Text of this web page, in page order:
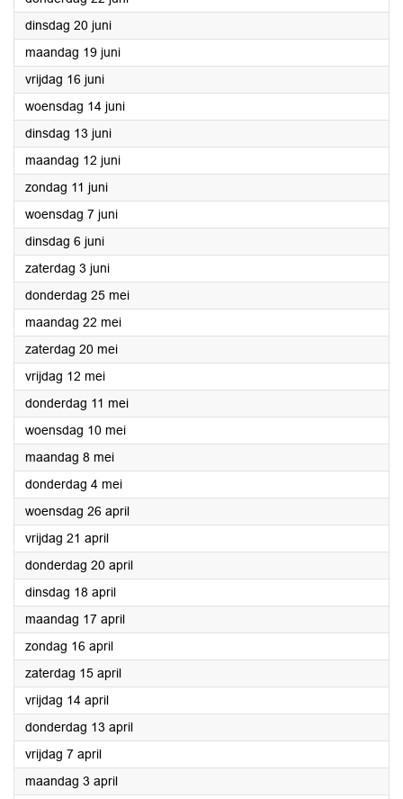
dinsdag 20 juni2023
maandag 19 juni2023
vrijdag 16 juni2023
woensdag 14 juni2023
dinsdag 13 juni2023
maandag 12 juni2023
zondag 11 juni2023
woensdag 7 juni2023
dinsdag 6 juni2023
zaterdag 3 juni2023
donderdag 25 mei2023
maandag 22 mei2023
zaterdag 20 mei2023
vrijdag 12 mei2023
donderdag 11 mei2023
woensdag 10 mei2023
maandag 8 mei2023
donderdag 4 mei2023
woensdag 26 april2023
vrijdag 21 april2023
donderdag 20 april2023
dinsdag 18 april2023
maandag 17 april2023
zondag 16 april2023
zaterdag 15 april2023
vrijdag 14 april2023
donderdag 13 april2023
vrijdag 7 april2023
maandag 3 april2023